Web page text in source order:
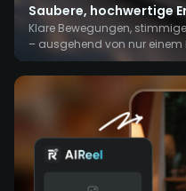
Saubere, hochwertige
Klare Bewegungen,
– ausgehend von nur einem